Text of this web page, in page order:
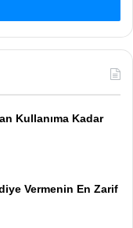
Kullanıma Kadar
Vermenin En Zarif